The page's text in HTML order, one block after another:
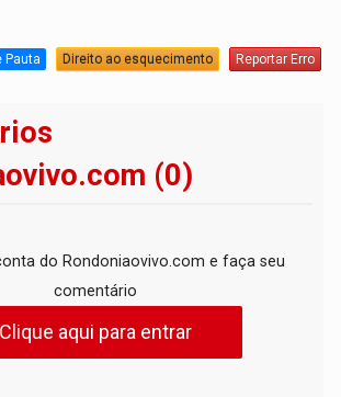
Pauta Direito ao esquecimento Reportar Erro
(0)
do Rondoniaovivo.com e faça seu
comentário
Clique aqui para entrar